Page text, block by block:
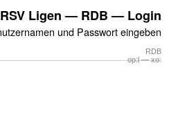
Ligen — RDB — Login
und Passwort eingeben
RDB
op:l — xo: